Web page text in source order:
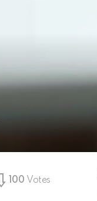
100 Votes